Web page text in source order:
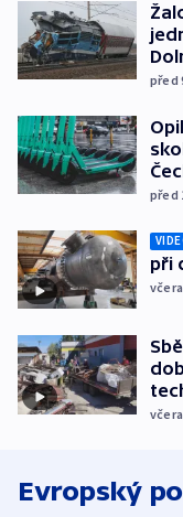
před
před
při
včera
Evropský